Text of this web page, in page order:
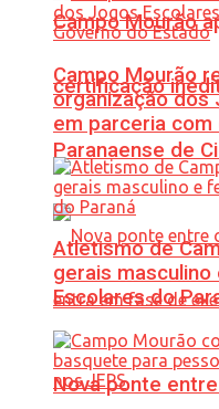
Campo Mourão
certificação
Paranaense de
Nova ponte
Campo Mourão
organização dos
em parceria com
Atletismo de
gerais
Escolares do